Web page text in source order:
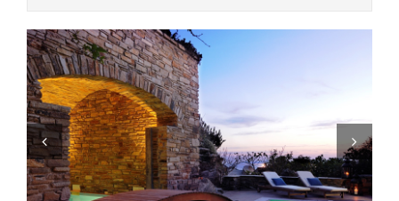
Previous Next